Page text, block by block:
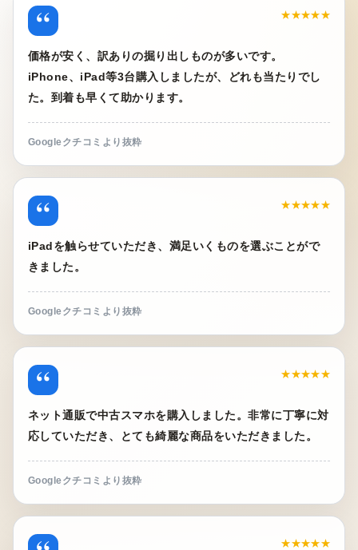
“ ★★★★★
価格が安く、訳ありの掘り出しものが多いです。
iPhone、iPad等3台購入しましたが、どれも当たりでし
た。到着も早くて助かります。
Googleクチコミより抜粋
“ ★★★★★
iPadを触らせていただき、満足いくものを選ぶことがで
きました。
Googleクチコミより抜粋
“ ★★★★★
ネット通販で中古スマホを購入しました。非常に丁寧に対
応していただき、とても綺麗な商品をいただきました。
Googleクチコミより抜粋
★★★★★